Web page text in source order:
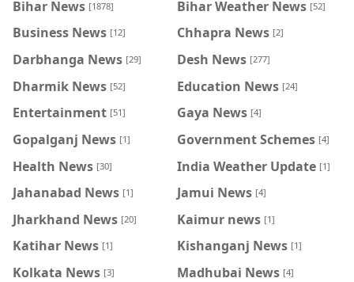
Bihar News [1878] Bihar Weather News [52]
Business News [12] Chhapra News [2]
Darbhanga News [29] Desh News [277]
Dharmik News [52] Education News [24]
Entertainment [51] Gaya News [4]
Gopalganj News [1] Government Schemes [4]
Health News [30] India Weather Update [1]
Jahanabad News [1] Jamui News [4]
Jharkhand News [20] Kaimur news [1]
Katihar News [1] Kishanganj News [1]
Kolkata News [3] Madhubai News [4]